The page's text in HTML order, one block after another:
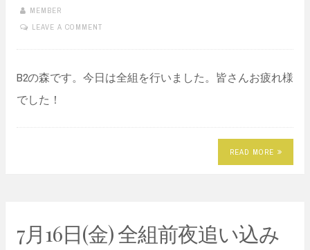
MEMBER
LEAVE A COMMENT
B2の森です。今日は全組を行いました。皆さんお疲れ様
でした！
READ MORE
7月16日(金) 全組前夜追い込み